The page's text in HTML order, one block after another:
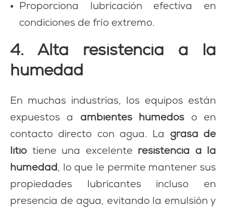
Proporciona lubricación efectiva en
condiciones de frío extremo.
4. Alta resistencia a la
humedad
En muchas industrias, los equipos están
expuestos a ambientes húmedos o en
contacto directo con agua. La grasa de
litio tiene una excelente resistencia a la
humedad , lo que le permite mantener sus
propiedades lubricantes incluso en
presencia de agua, evitando la emulsión y